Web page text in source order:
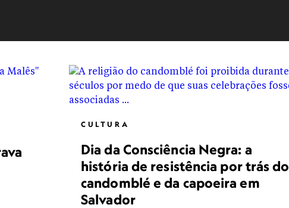
CULTURA
Dia da Consciência Negra: a
história de resistência por trás do
candomblé e da capoeira em
Salvador